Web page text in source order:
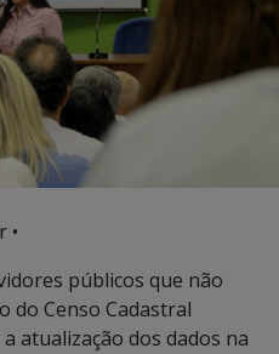
•
públicos que não
do Censo Cadastral
atualização dos dados na